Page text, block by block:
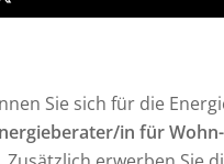
Sie sich für die
rater/in für